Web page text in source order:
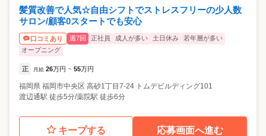
髪質改善で人気☆自由シフトでストレスフリーの少人数
サロン/顧客0スタートでも安心
口コミあり 週7回 正社員 成人が多い 土日休み
若年層が多い
オープニング
正 月給 26万円 ~ 55万円
福岡県 福岡市中央区 高砂1丁目7-24 トムデビルディング101
渡辺通駅 徒歩5分/薬院駅 徒歩6分
キープする 応募画面へ進む